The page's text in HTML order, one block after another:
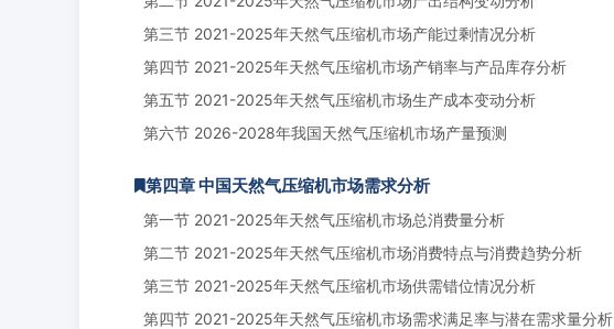
第三节 2021-2025年天然气压缩机市场产能过剩情况分析
第四节 2021-2025年天然气压缩机市场产销率与产品库存分析
第五节 2021-2025年天然气压缩机市场生产成本变动分析
第六节 2026-2028年我国天然气压缩机市场产量预测
第四章 中国天然气压缩机市场需求分析
第一节 2021-2025年天然气压缩机市场总消费量分析
第二节 2021-2025年天然气压缩机市场消费特点与消费趋势分析
第三节 2021-2025年天然气压缩机市场供需错位情况分析
第四节 2021-2025年天然气压缩机市场需求满足率与潜在需求量分析